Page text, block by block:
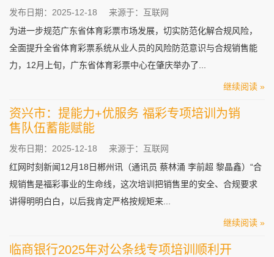
发布日期：2025-12-18
来源于：互联网
为进一步规范广东省体育彩票市场发展，切实防范化解合规风险，
全面提升全省体育彩票系统从业人员的风险防范意识与合规销售能
力，12月上旬，广东省体育彩票中心在肇庆举办了...
继续阅读 »
资兴市：提能力+优服务 福彩专项培训为销
售队伍蓄能赋能
发布日期：2025-12-18
来源于：互联网
红网时刻新闻12月18日郴州讯（通讯员 蔡林涌 李前超 黎晶鑫）“合
规销售是福彩事业的生命线，这次培训把销售里的安全、合规要求
讲得明明白白，以后我肯定严格按规矩来...
继续阅读 »
临商银行2025年对公条线专项培训顺利开